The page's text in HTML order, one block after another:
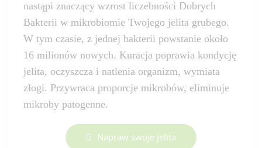
nastąpi znaczący wzrost liczebności Dobrych
Bakterii w mikrobiomie Twojego jelita grubego.
W tym czasie, z jednej bakterii powstanie około
16 milionów nowych. Kuracja poprawia kondycję
jelita, oczyszcza i natlenia organizm, wymiata
złogi. Przywraca proporcje mikrobów, eliminuje
mikroby patogenne.
Napraw swoje jelita